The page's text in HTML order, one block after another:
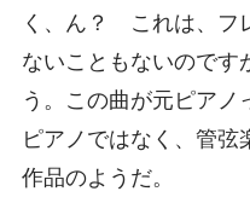
く、ん？ これは、フ
ないこともないので
う。この曲が元ピアノ
ピアノではなく、管弦
作品のようだ。